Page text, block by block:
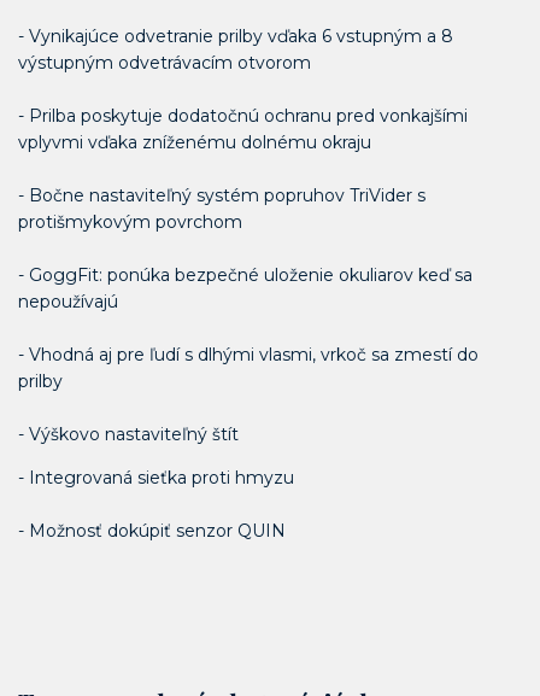
- Vynikajúce odvetranie prilby vďaka 6 vstupným a 8
výstupným odvetrávacím otvorom
- Prilba poskytuje dodatočnú ochranu pred vonkajšími
vplyvmi vďaka zníženému dolnému okraju
- Bočne nastaviteľný systém popruhov TriVider s
protišmykovým povrchom
- GoggFit: ponúka bezpečné uloženie okuliarov keď sa
nepoužívajú
- Vhodná aj pre ľudí s dlhými vlasmi, vrkoč sa zmestí do
prilby
- Výškovo nastaviteľný štít
- Integrovaná sieťka proti hmyzu
- Možnosť dokúpiť senzor QUIN